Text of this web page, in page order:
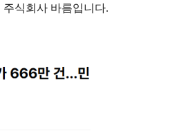
식회사 바름입니다.